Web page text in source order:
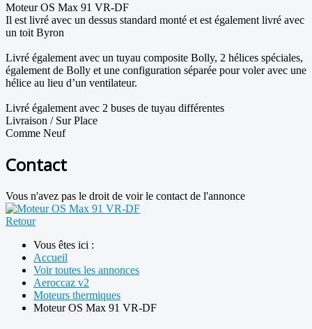
Moteur OS Max 91 VR-DF
Il est livré avec un dessus standard monté et est également livré avec
un toit Byron
Livré également avec un tuyau composite Bolly, 2 hélices spéciales,
également de Bolly et une configuration séparée pour voler avec une
hélice au lieu d’un ventilateur.
Livré également avec 2 buses de tuyau différentes
Livraison / Sur Place
Comme Neuf
Contact
Vous n'avez pas le droit de voir le contact de l'annonce
Retour
Vous êtes ici :
Accueil
Voir toutes les annonces
Aeroccaz v2
Moteurs thermiques
Moteur OS Max 91 VR-DF